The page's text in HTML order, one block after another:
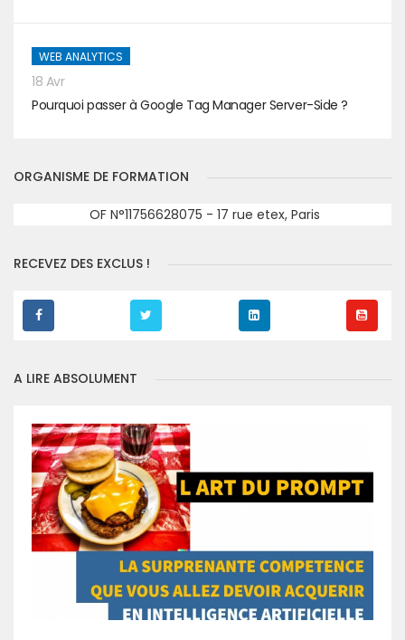
WEB ANALYTICS
18 Avr
Pourquoi passer à Google Tag Manager Server-Side ?
ORGANISME DE FORMATION
OF N°11756628075 - 17 rue etex, Paris
RECEVEZ DES EXCLUS !
A LIRE ABSOLUMENT